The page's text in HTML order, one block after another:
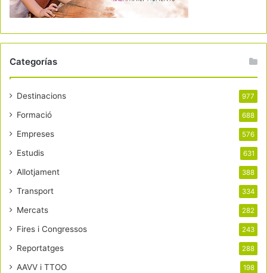
Categorías
Destinacions 977
Formació 688
Empreses 576
Estudis 631
Allotjament 388
Transport 334
Mercats 282
Fires i Congressos 243
Reportatges 288
AAVV i TTOO 198